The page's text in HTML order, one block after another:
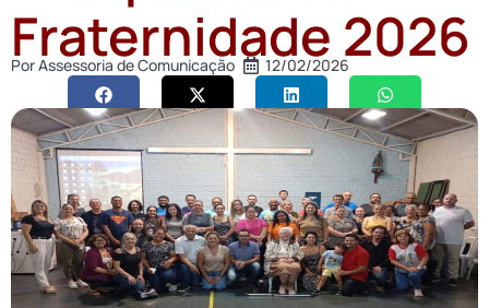
Fraternidade 2026
PorAssessoria de Comunicação 12/02/2026